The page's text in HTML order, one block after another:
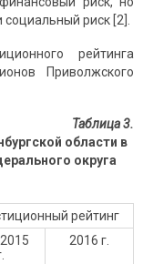
риск [2].
рейтинга
Приволжского
Таблица 3.
области в
округа
рейтинг
2016 г.